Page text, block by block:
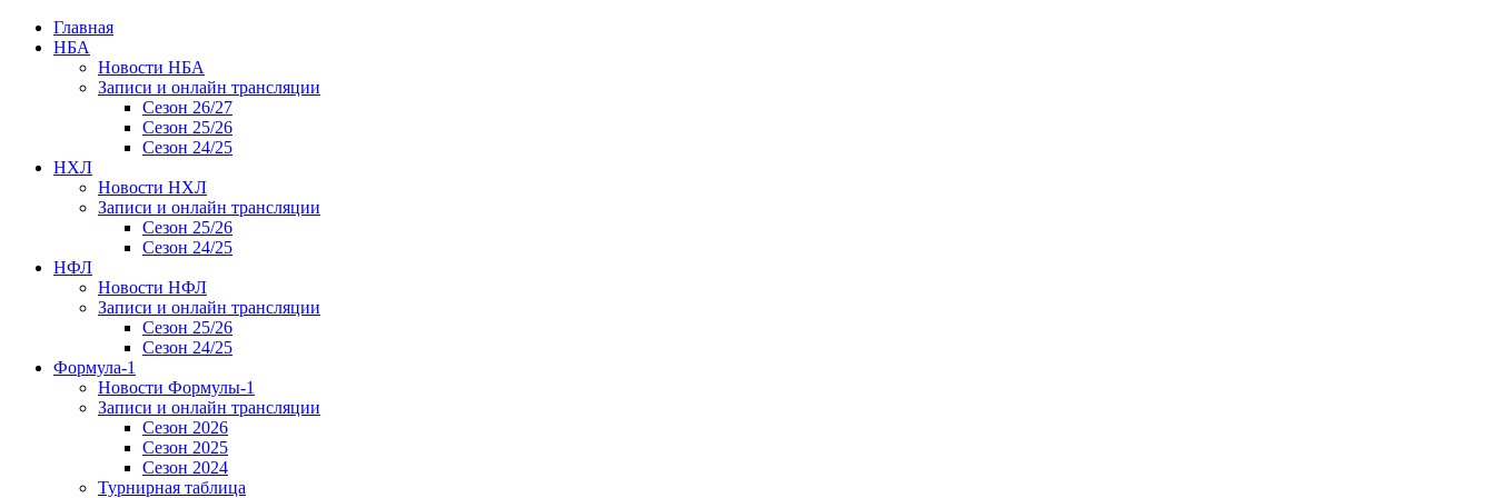
Главная
НБА
Новости НБА
Записи и онлайн трансляции
Сезон 26/27
Сезон 25/26
Сезон 24/25
НХЛ
Новости НХЛ
Записи и онлайн трансляции
Сезон 25/26
Сезон 24/25
НФЛ
Новости НФЛ
Записи и онлайн трансляции
Сезон 25/26
Сезон 24/25
Формула-1
Новости Формулы-1
Записи и онлайн трансляции
Сезон 2026
Сезон 2025
Сезон 2024
Турнирная таблица